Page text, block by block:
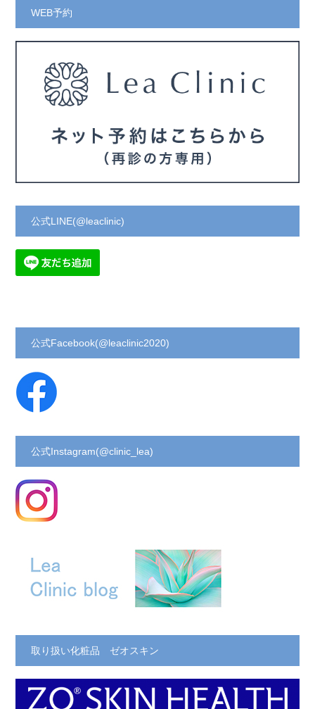
WEB予約
公式LINE(@leaclinic)
公式Facebook(@leaclinic2020)
公式Instagram(@clinic_lea)
取り扱い化粧品 ゼオスキン